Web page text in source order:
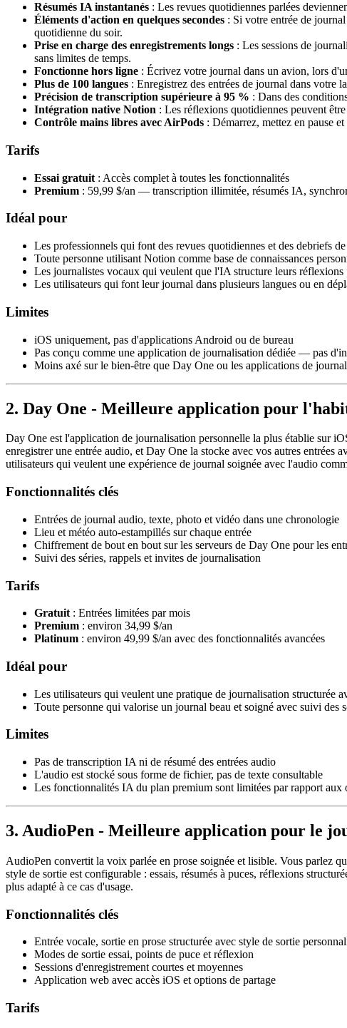
Résumés IA instantanés : Les revues quotidiennes parlées
Éléments d'action en quelques secondes : Si votre entrée de
quotidienne du soir.
Prise en charge des enregistrements longs : Les sessions de
sans limites de temps.
Fonctionne hors ligne : Écrivez votre journal dans un avion, lors
Plus de 100 langues : Enregistrez des entrées de journal dans votre
Précision de transcription supérieure à 95 % : Dans des
Intégration native Notion : Les réflexions quotidiennes peuvent
Contrôle mains libres avec AirPods : Démarrez, mettez en pause
Tarifs
Essai gratuit : Accès complet à toutes les fonctionnalités
Premium : 59,99 $/an — transcription illimitée, résumés IA,
Idéal pour
Les professionnels qui font des revues quotidiennes et des debriefs
Toute personne utilisant Notion comme base de connaissances
Les journalistes vocaux qui veulent que l'IA structure leurs réflexions
Les utilisateurs qui font leur journal dans plusieurs langues ou en
Limites
iOS uniquement, pas d'applications Android ou de bureau
Pas conçu comme une application de journalisation dédiée — pas
Moins axé sur le bien-être que Day One ou les applications de
2. Day One - Meilleure application pour
Day One est l'application de journalisation personnelle la plus établie sur
enregistrer une entrée audio, et Day One la stocke avec vos autres
utilisateurs qui veulent une expérience de journal soignée avec l'audio
Fonctionnalités clés
Entrées de journal audio, texte, photo et vidéo dans une chronologie
Lieu et météo auto-estampillés sur chaque entrée
Chiffrement de bout en bout sur les serveurs de Day One pour les
Suivi des séries, rappels et invites de journalisation
Tarifs
Gratuit : Entrées limitées par mois
Premium : environ 34,99 $/an
Platinum : environ 49,99 $/an avec des fonctionnalités avancées
Idéal pour
Les utilisateurs qui veulent une pratique de journalisation structurée
Toute personne qui valorise un journal beau et soigné avec suivi des
Limites
Pas de transcription IA ni de résumé des entrées audio
L'audio est stocké sous forme de fichier, pas de texte consultable
Les fonctionnalités IA du plan premium sont limitées par rapport aux
3. AudioPen - Meilleure application pour le
AudioPen convertit la voix parlée en prose soignée et lisible. Vous parlez
style de sortie est configurable : essais, résumés à puces, réflexions
plus adapté à ce cas d'usage.
Fonctionnalités clés
Entrée vocale, sortie en prose structurée avec style de sortie
Modes de sortie essai, points de puce et réflexion
Sessions d'enregistrement courtes et moyennes
Application web avec accès iOS et options de partage
Tarifs